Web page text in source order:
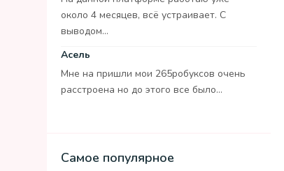
около 4 месяцев, всё устраивает. С
выводом...
Асель
Мне на пришли мои 265робуксов очень
расстроена но до этого все было...
Самое популярное